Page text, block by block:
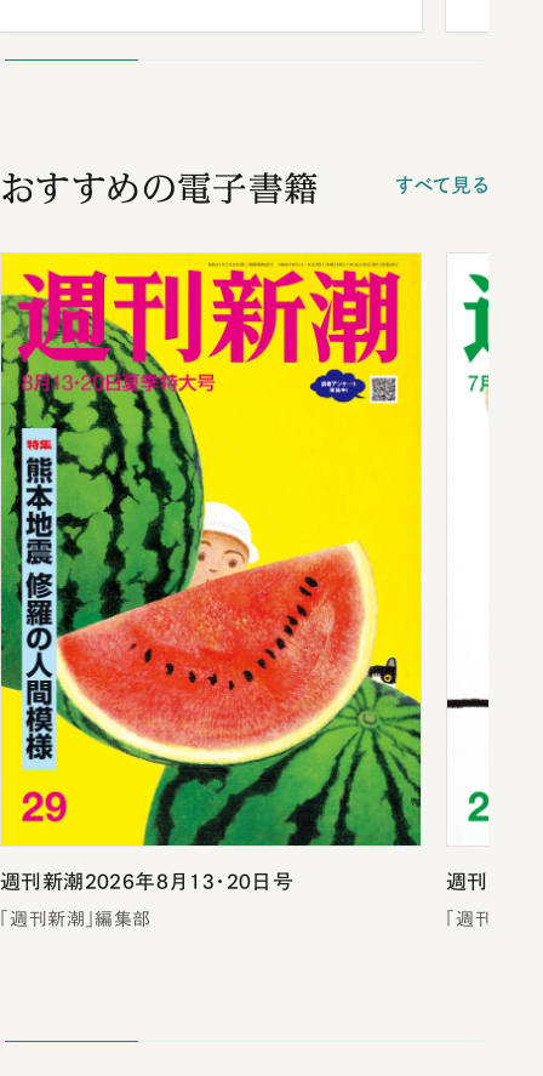
おすすめの電子書籍 すべて見る
週刊新潮2026年8月13・20日号
「週刊新潮」編集部
週刊新潮
「週刊新潮